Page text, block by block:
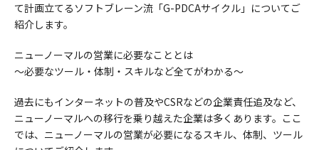
て計画立てるソフトブレーン流「G-PDCAサイクル」についてご
紹介します。
ニューノーマルの営業に必要なこととは
～必要なツール・体制・スキルなど全てがわかる～
過去にもインターネットの普及やCSRなどの企業責任追及など、
ニューノーマルへの移行を乗り越えた企業は多くあります。ここ
では、ニューノーマルの営業が必要になるスキル、体制、ツール